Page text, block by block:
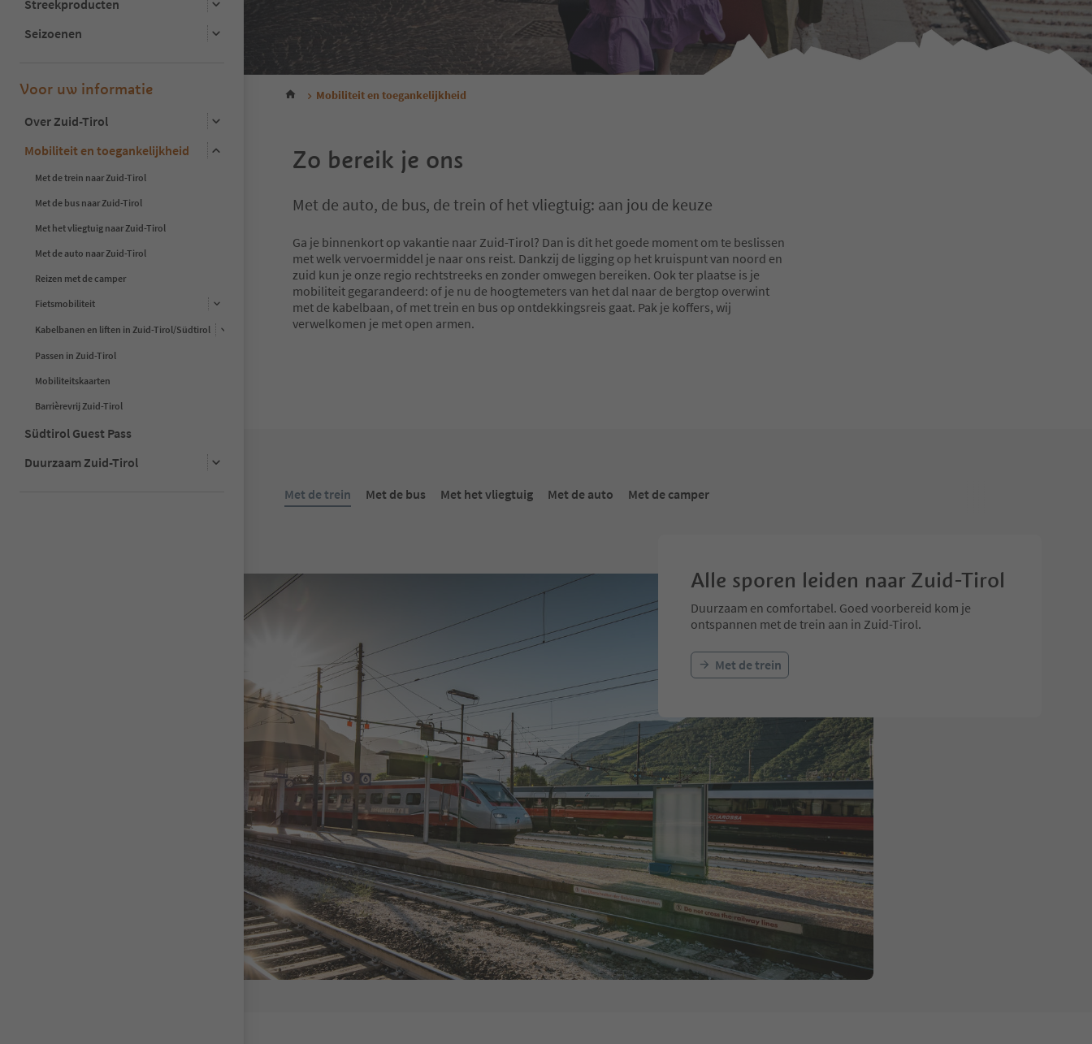
Streekproducten
Seizoenen
Voor uw informatie
Over Zuid-Tirol
Mobiliteit en toegankelijkheid
Met de trein naar Zuid-Tirol
Met de bus naar Zuid-Tirol
Met het vliegtuig naar Zuid-Tirol
Met de auto naar Zuid-Tirol
Reizen met de camper
Fietsmobiliteit
Kabelbanen en liften in Zuid-Tirol/Südtirol
Passen in Zuid-Tirol
Mobiliteitskaarten
Barrièrevrij Zuid-Tirol
Südtirol Guest Pass
Duurzaam Zuid-Tirol
Mobiliteit en toegankelijkheid
Zo bereik je ons
Met de auto, de bus, de trein of het vliegtuig: aan jou de keuze
Ga je binnenkort op vakantie naar Zuid-Tirol? Dan is dit het goede moment om te beslissen
met welk vervoermiddel je naar ons reist. Dankzij de ligging op het kruispunt van noord en
zuid kun je onze regio rechtstreeks en zonder omwegen bereiken. Ook ter plaatse is je
mobiliteit gegarandeerd: of je nu de hoogtemeters van het dal naar de bergtop overwint
met de kabelbaan, of met trein en bus op ontdekkingsreis gaat. Pak je koffers, wij
verwelkomen je met open armen.
Met de trein Met de bus Met het vliegtuig Met de auto Met de camper
Alle sporen leiden naar Zuid-Tirol
Duurzaam en comfortabel. Goed voorbereid kom je
ontspannen met de trein aan in Zuid-Tirol.
Met de trein